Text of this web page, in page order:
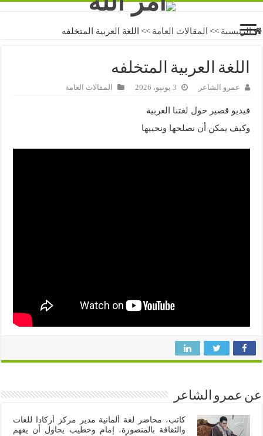
الرئيسية >> المقالات العامة >> اللغة العربية المتخلفه
اللغة العربية المتخلفه
عمرو الشاعر 3 يونيو، 2026 المقالات العامة
فيديو قصير حول لغتنا العربية
وكيف يمكن أن نصلحها ونحييها
عن عمرو الشاعر
كاتب، محاضر لغة ألمانية مدير مركز أركادا للغات
والثقافة بالمنصورة، إمام وخطيب يحاول أن يفهم